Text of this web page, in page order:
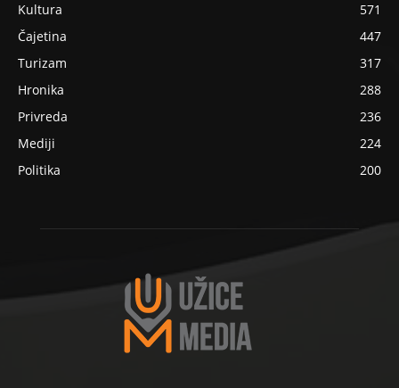
Kultura
571
Čajetina
447
Turizam
317
Hronika
288
Privreda
236
Mediji
224
Politika
200